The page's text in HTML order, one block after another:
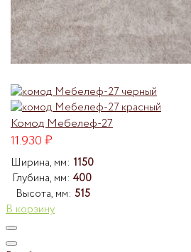
Комод Мебелеф-27
11.930₽
Ширина, мм: 1150
Глубина, мм: 400
Высота, мм: 515
В корзину